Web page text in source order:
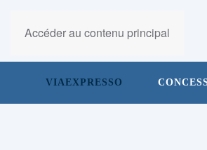
Accéder au contenu principal
VIAEXPRESSO